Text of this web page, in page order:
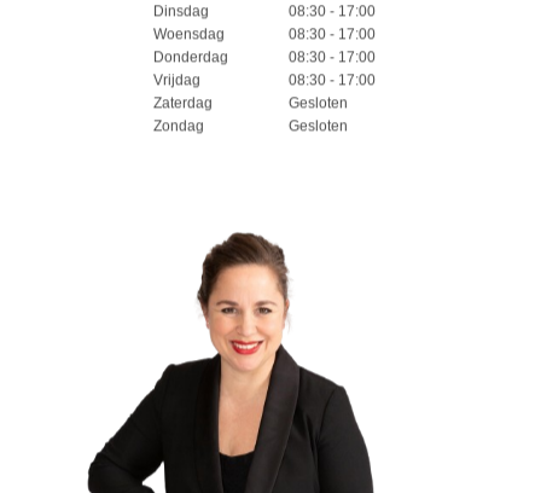
Dinsdag
Woensdag
Donderdag
Vrijdag
Zaterdag
Zondag
08:30 - 17:00
08:30 - 17:00
08:30 - 17:00
08:30 - 17:00
Gesloten
Gesloten